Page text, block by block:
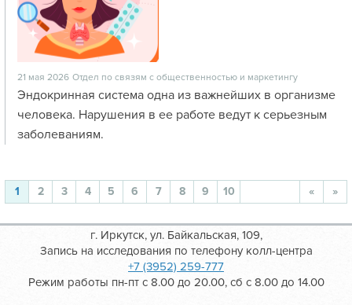
21 мая 2026 Отдел по связям с общественностью и маркетингу
Эндокринная система одна из важнейших в организме
человека. Нарушения в ее работе ведут к серьезным
заболеваниям.
1 2 3 4 5 6 7 8 9 10 « »
г. Иркутск, ул. Байкальская, 109,
Запись на исследования по телефону колл-центра
+7 (3952) 259-777
Режим работы пн-пт с 8.00 до 20.00, сб с 8.00 до 14.00